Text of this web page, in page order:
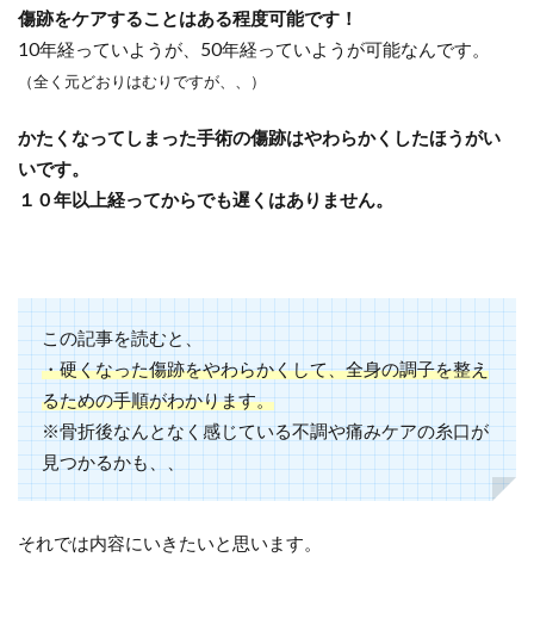
傷跡をケアすることはある程度可能です！
10年経っていようが、50年経っていようが可能なんです。
（全く元どおりはむりですが、、）
かたくなってしまった手術の傷跡はやわらかくしたほうがい
いです。
１０年以上経ってからでも遅くはありません。
この記事を読むと、
・硬くなった傷跡をやわらかくして、全身の調子を整え
るための手順がわかります。
※骨折後なんとなく感じている不調や痛みケアの糸口が
見つかるかも、、
それでは内容にいきたいと思います。